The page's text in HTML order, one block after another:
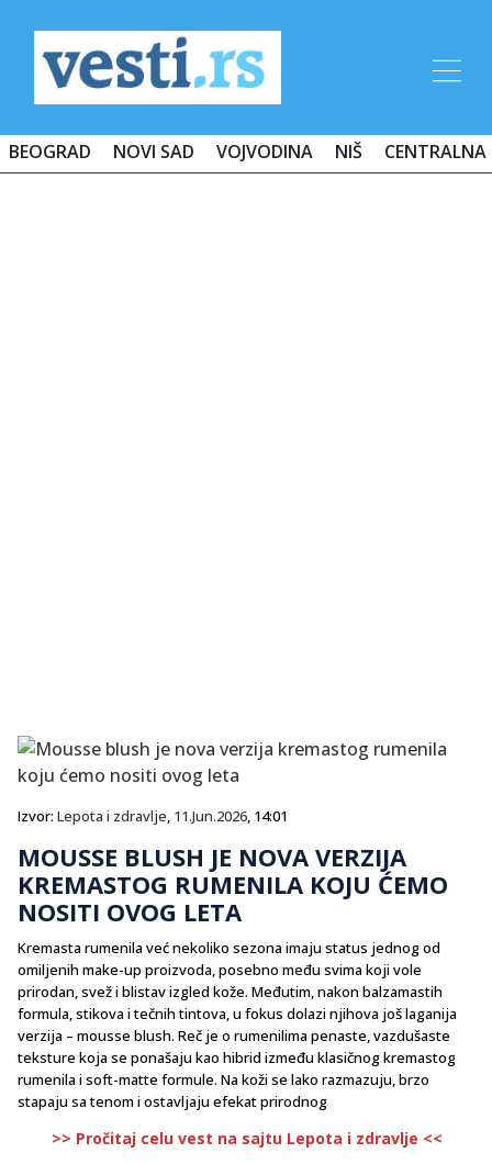
BEOGRAD NOVI SAD VOJVODINA NIŠ CENTRALNA
Izvor: Lepota i zdravlje, 11.Jun.2026, 14:01
MOUSSE BLUSH JE NOVA VERZIJA
KREMASTOG RUMENILA KOJU ĆEMO
NOSITI OVOG LETA
Kremasta rumenila već nekoliko sezona imaju status jednog od
omiljenih make-up proizvoda, posebno među svima koji vole
prirodan, svež i blistav izgled kože. Međutim, nakon balzamastih
formula, stikova i tečnih tintova, u fokus dolazi njihova još laganija
verzija – mousse blush. Reč je o rumenilima penaste, vazdušaste
teksture koja se ponašaju kao hibrid između klasičnog kremastog
rumenila i soft-matte formule. Na koži se lako razmazuju, brzo
stapaju sa tenom i ostavljaju efekat prirodnog
>> Pročitaj celu vest na sajtu Lepota i zdravlje <<